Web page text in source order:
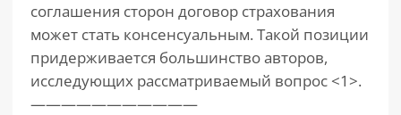
соглашения сторон договор страхования
может стать консенсуальным. Такой позиции
придерживается большинство авторов,
исследующих рассматриваемый вопрос <1>.
———————————